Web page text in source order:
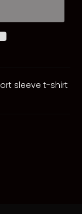
sleeve t-shirt